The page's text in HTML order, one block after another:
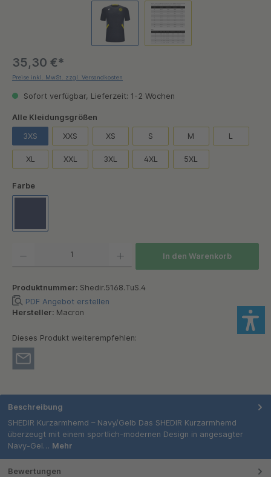
35,30 €*
Preise inkl. MwSt. zzgl. Versandkosten
Sofort verfügbar, Lieferzeit: 1-2 Wochen
Alle Kleidungsgrößen
3XS XXS XS S M L
XL XXL 3XL 4XL 5XL
Farbeauswählen
In den Warenkorb
Produktnummer: Shedir.5168.TuS.4
PDF Angebot erstellen
Hersteller: Macron
Dieses Produkt weiterempfehlen:
Beschreibung
SHEDIR Kurzarmhemd – Navy/Gelb Das SHEDIR Kurzarmhemd
überzeugt mit einem sportlich-modernen Design in angesagter
Navy-Gel… Mehr
Bewertungen